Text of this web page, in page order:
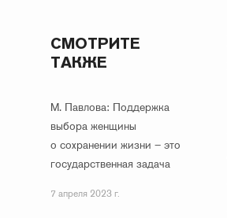
СМОТРИТЕ
ТАКЖЕ
М. Павлова: Поддержка
выбора женщины
о сохранении жизни – это
государственная задача
7 апреля 2023 г.